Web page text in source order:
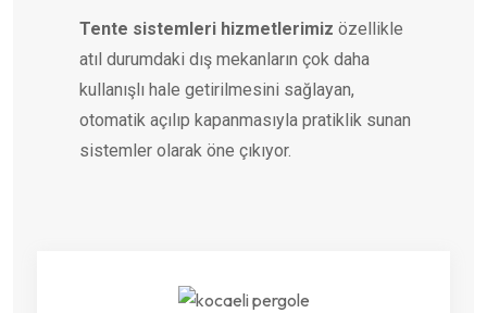
Tente sistemleri hizmetlerimiz özellikle
atıl durumdaki dış mekanların çok daha
kullanışlı hale getirilmesini sağlayan,
otomatik açılıp kapanmasıyla pratiklik sunan
sistemler olarak öne çıkıyor.